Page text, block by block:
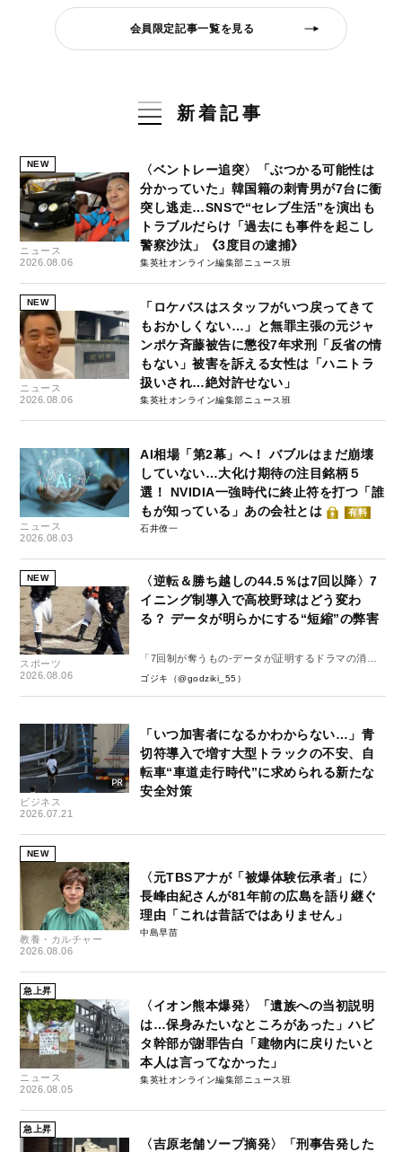
会員限定記事一覧を見る
新着記事
NEW
ニュース
2026.08.06
〈ベントレー追突〉「ぶつかる可能性は
分かっていた」韓国籍の刺青男が7台に衝
突し逃走…SNSで“セレブ生活”を演出も
トラブルだらけ「過去にも事件を起こし
警察沙汰」《3度目の逮捕》
集英社オンライン編集部ニュース班
NEW
ニュース
2026.08.06
「ロケバスはスタッフがいつ戻ってきて
もおかしくない…」と無罪主張の元ジャ
ンポケ斉藤被告に懲役7年求刑「反省の情
もない」被害を訴える女性は「ハニトラ
扱いされ…絶対許せない」
集英社オンライン編集部ニュース班
ニュース
2026.08.03
AI相場「第2幕」へ！ バブルはまだ崩壊
していない…大化け期待の注目銘柄５
選！ NVIDIA一強時代に終止符を打つ「誰
もが知っている」あの会社とは
有料
石井僚一
NEW
スポーツ
2026.08.06
〈逆転＆勝ち越しの44.5％は7回以降〉7
イニング制導入で高校野球はどう変わ
る？ データが明らかにする“短縮”の弊害
「7回制が奪うもの-データが証明するドラマの消
失-」
ゴジキ（@godziki_55）
ビジネス
2026.07.21
「いつ加害者になるかわからない…」青
切符導入で増す大型トラックの不安、自
転車“車道走行時代”に求められる新たな
安全対策
NEW
教養・カルチャー
2026.08.06
〈元TBSアナが「被爆体験伝承者」に〉
長峰由紀さんが81年前の広島を語り継ぐ
理由「これは昔話ではありません」
中島早苗
急上昇
ニュース
2026.08.05
〈イオン熊本爆発〉「遺族への当初説明
は…保身みたいなところがあった」ハビ
タ幹部が謝罪告白「建物内に戻りたいと
本人は言ってなかった」
集英社オンライン編集部ニュース班
急上昇
〈吉原老舗ソープ摘発〉「刑事告発した